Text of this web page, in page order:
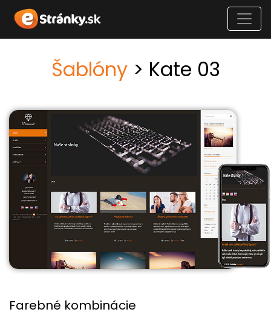
Šablóny> Kate 03
Farebné kombinácie